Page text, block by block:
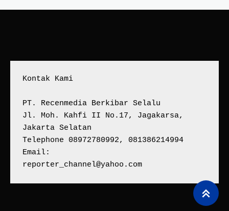
Kontak Kami
PT. Recenmedia Berkibar Selalu
Jl. Moh. Kahfi II No.17, Jagakarsa,
Jakarta Selatan
Telephone 08972780992, 081386214994
Email:
reporter_channel@yahoo.com